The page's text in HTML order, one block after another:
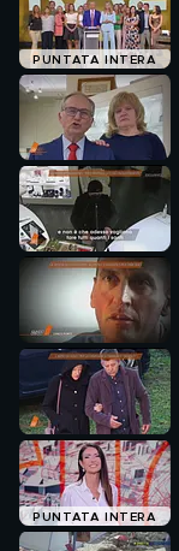
PUNTATA INTERA
PUNTATA INTERA